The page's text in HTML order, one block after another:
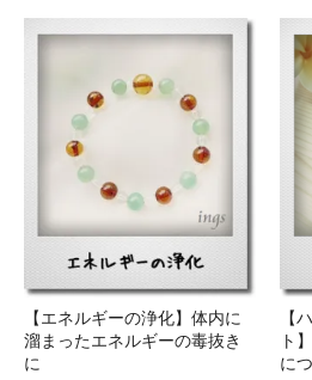
【エネルギーの浄化】体内に
溜まったエネルギーの毒抜き
に
【
ト
に